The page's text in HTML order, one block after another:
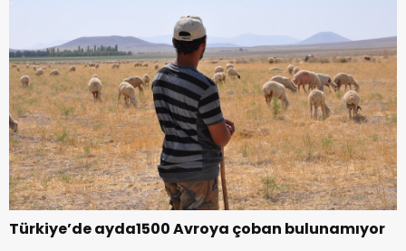
Türkiye’de ayda1500 Avroya çoban bulunamıyor